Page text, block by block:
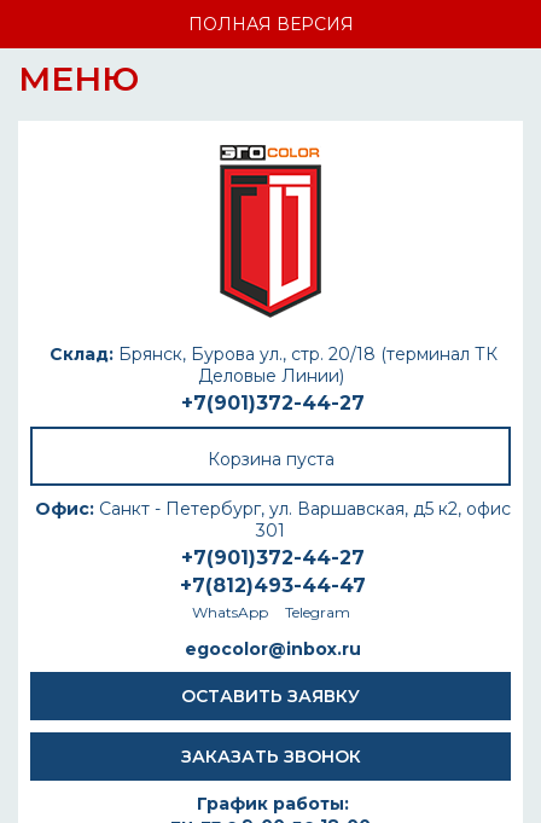
ПОЛНАЯ ВЕРСИЯ
МЕНЮ
Склад:Брянск, Бурова ул., стр. 20/18 (терминал ТК
Деловые Линии)
+7(901)372-44-27
Корзина пуста
Офис: Санкт - Петербург, ул. Варшавская, д5 к2, офис
301
+7(901)372-44-27
+7(812)493-44-47
WhatsApp Telegram
egocolor@inbox.ru
ОСТАВИТЬ ЗАЯВКУ
ЗАКАЗАТЬ ЗВОНОК
График работы: